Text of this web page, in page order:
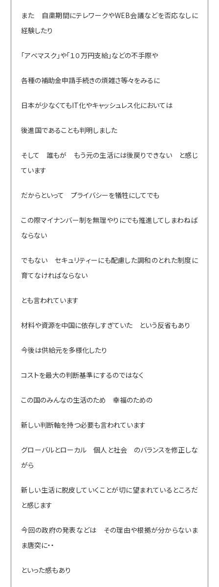
また 自粛期間にテレワークやWEB会議などを否応なしに
経験したり
「アベマスク」や「１０万円支給」などの不手際や
各種の補助金申請手続きの煩雑さ等々をみるに
日本が少なくてもIT化やキャッシュレス化においては
後進国であることも判明しました
そして 誰もが もう元の生活には後戻りできない と感じ
ています
だからといって プライバシーを犠牲にしてでも
この際マイナンバー制を無理やりにでも推進してしまわねば
ならない
でもない セキュリティーにも配慮した調和のとれた制度に
育てなければならない
とも言われています
材料や資源を中国に依存しすぎていた という反省もあり
今後は供給元を多様化したり
コストを最大の判断基準にするのではなく
この国のみんなの生活のため 幸福のための
新しい判断軸を持つ必要も言われています
グローバルとローカル 個人と社会 のバランスを修正しな
がら
新しい生活に脱皮していくことが切に望まれているところだ
と感じます
今回の政府の発表などは その理由や根拠が分からないま
ま唐突に・・
といった感もあり